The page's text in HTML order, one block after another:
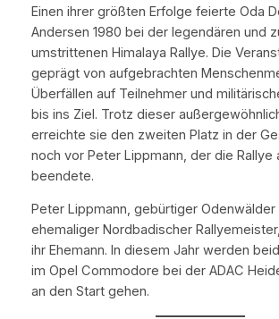
Einen ihrer größten Erfolge feierte Oda
Andersen 1980 bei der legendären und
umstrittenen Himalaya Rallye. Die
geprägt von aufgebrachten
Überfällen auf Teilnehmer und
bis ins Ziel. Trotz dieser
erreichte sie den zweiten Platz in der
noch vor Peter Lippmann, der die Rallye
beendete.
Peter Lippmann, gebürtiger Odenwälder
ehemaliger Nordbadischer
ihr Ehemann. In diesem Jahr werden
im Opel Commodore bei der ADAC
an den Start gehen.